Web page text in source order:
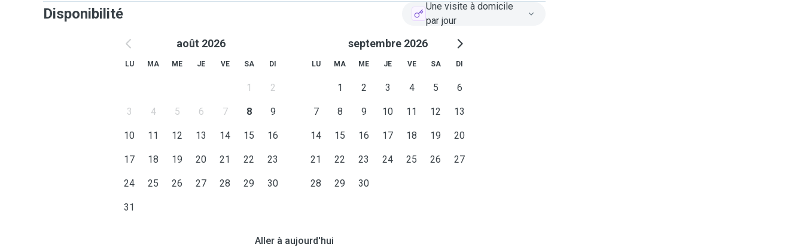
Disponibilité
Une visite à domicile
par jour
août 2026
LU MA ME JE VE SA DI
1 2
3 4 5 6 7 8 9
10 11 12 13 14 15 16
17 18 19 20 21 22 23
24 25 26 27 28 29 30
31
septembre 2026
LU MA ME JE VE SA DI
1 2 3 4 5 6
7 8 9 10 11 12 13
14 15 16 17 18 19 20
21 22 23 24 25 26 27
28 29 30
Aller à aujourd'hui